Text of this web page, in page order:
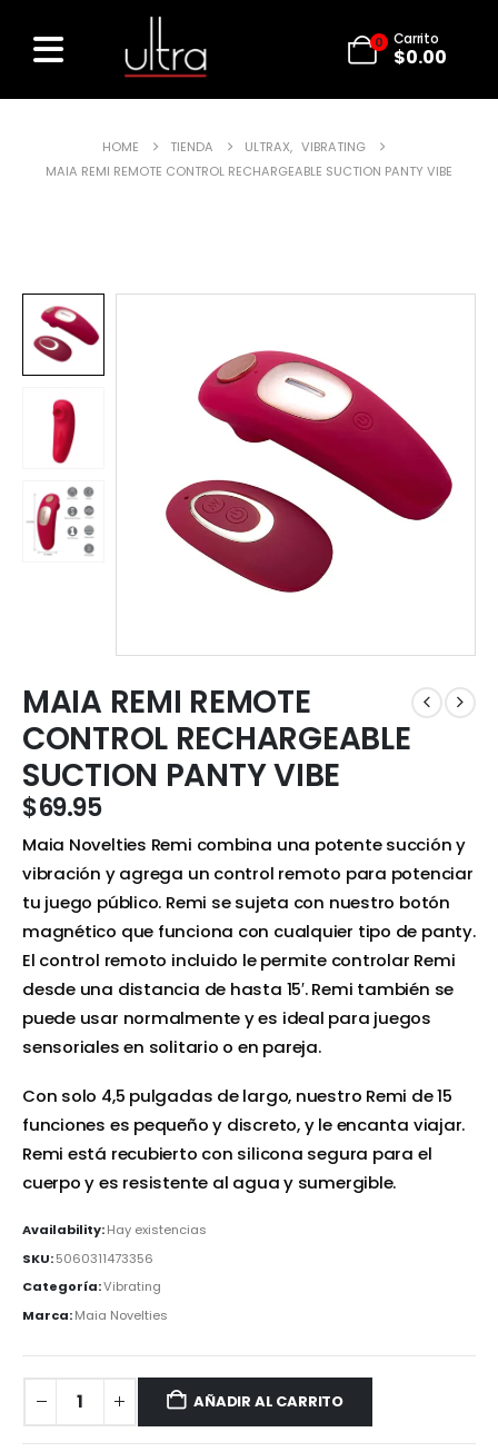
0 Carrito
$0.00
HOME TIENDA ULTRAX, VIBRATING
MAIA REMI REMOTE CONTROL RECHARGEABLE SUCTION PANTY VIBE
MAIA REMI REMOTE
CONTROL RECHARGEABLE
SUCTION PANTY VIBE
$69.95
Maia Novelties Remi combina una potente succión y
vibración y agrega un control remoto para potenciar
tu juego público. Remi se sujeta con nuestro botón
magnético que funciona con cualquier tipo de panty.
El control remoto incluido le permite controlar Remi
desde una distancia de hasta 15′. Remi también se
puede usar normalmente y es ideal para juegos
sensoriales en solitario o en pareja.
Con solo 4,5 pulgadas de largo, nuestro Remi de 15
funciones es pequeño y discreto, y le encanta viajar.
Remi está recubierto con silicona segura para el
cuerpo y es resistente al agua y sumergible.
Availability:Hay existencias
SKU:5060311473356
Categoría:Vibrating
Marca:Maia Novelties
AÑADIR AL CARRITO